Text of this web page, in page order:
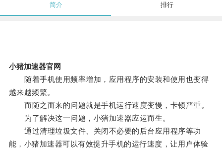
简介 排行
小猪加速器官网
随着手机使用频率增加，应用程序的安装和使用也变得
越来越频繁。
而随之而来的问题就是手机运行速度变慢，卡顿严重。
为了解决这一问题，小猪加速器应运而生。
通过清理垃圾文件、关闭不必要的后台应用程序等功
能，小猪加速器可以有效提升手机的运行速度，让用户体验